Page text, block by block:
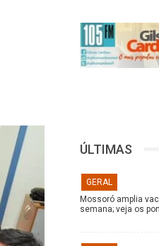
ÚLTIMAS
GERAL
Mossoró amplia
semana; veja os